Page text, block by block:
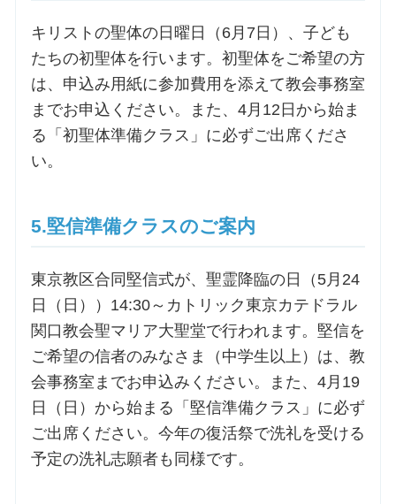
キリストの聖体の日曜日（6月7日）、子ども
たちの初聖体を行います。初聖体をご希望の方
は、申込み用紙に参加費用を添えて教会事務室
までお申込ください。また、4月12日から始ま
る「初聖体準備クラス」に必ずご出席くださ
い。
5.堅信準備クラスのご案内
東京教区合同堅信式が、聖霊降臨の日（5月24
日（日））14:30～カトリック東京カテドラル
関口教会聖マリア大聖堂で行われます。堅信を
ご希望の信者のみなさま（中学生以上）は、教
会事務室までお申込みください。また、4月19
日（日）から始まる「堅信準備クラス」に必ず
ご出席ください。今年の復活祭で洗礼を受ける
予定の洗礼志願者も同様です。